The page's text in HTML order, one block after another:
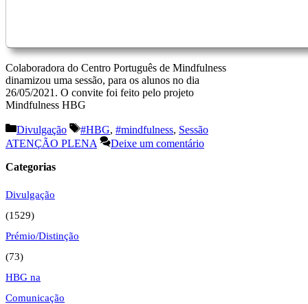
Colaboradora do Centro Português de Mindfulness
dinamizou uma sessão, para os alunos no dia
26/05/2021. O convite foi feito pelo projeto
Mindfulness HBG
Categorias
Divulgação Etiquetas
#HBG, #mindfulness, Sessão
ATENÇÃO PLENA
Deixe um comentário
Categorias
Divulgação
(1529)
Prémio/Distinção
(73)
HBG na
Comunicação